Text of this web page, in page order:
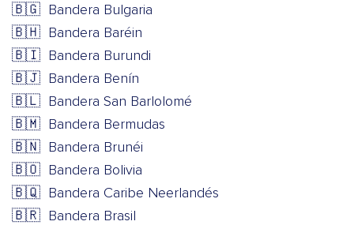
🇧🇬 Bandera Bulgaria
🇧🇭 Bandera Baréin
🇧🇮 Bandera Burundi
🇧🇯 Bandera Benín
🇧🇱 Bandera San Barlolomé
🇧🇲 Bandera Bermudas
🇧🇳 Bandera Brunéi
🇧🇴 Bandera Bolivia
🇧🇶 Bandera Caribe Neerlandés
🇧🇷 Bandera Brasil